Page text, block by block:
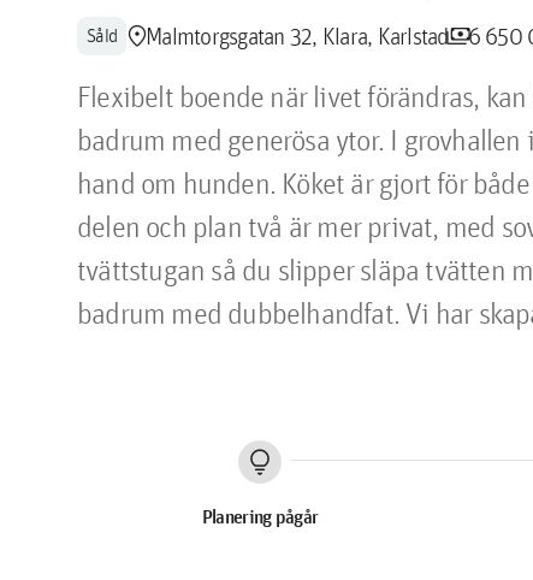
Såld location_pinMalmtorgsgatan 32, Klara, Karlstadpayments6 650
Flexibelt boende när livet förändras,
badrum med generösa ytor. I
hand om hunden. Köket är gjort för
delen och plan två är mer privat, med
tvättstugan så du slipper släpa tvätten
badrum med dubbelhandfat. Vi har
lightbulb
Planering pågår